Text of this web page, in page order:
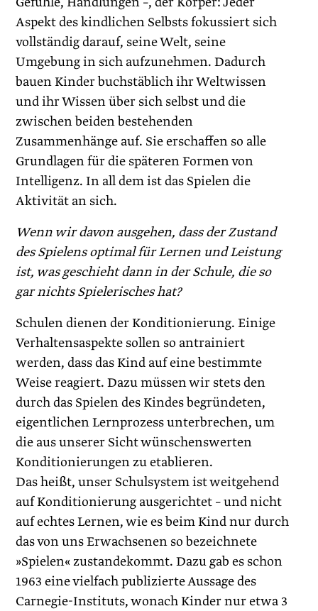
Aspekt des kindlichen Selbsts fokussiert sich
vollständig darauf, seine Welt, seine
Umgebung in sich aufzunehmen. Dadurch
bauen Kinder buchstäblich ihr Weltwissen
und ihr Wissen über sich selbst und die
zwischen beiden bestehenden
Zusammenhänge auf. Sie erschaffen so alle
Grundlagen für die späteren Formen von
Intelligenz. In all dem ist das Spielen die
Aktivität an sich.
Wenn wir davon ausgehen, dass der Zustand
des Spielens optimal für Lernen und Leistung
ist, was geschieht dann in der Schule, die so
gar nichts Spielerisches hat?
Schulen dienen der Konditionierung. Einige
Verhaltensaspekte sollen so antrainiert
werden, dass das Kind auf eine bestimmte
Weise reagiert. Dazu müssen wir stets den
durch das Spielen des Kindes begründeten,
eigentlichen Lernprozess unterbrechen, um
die aus unserer Sicht wünschenswerten
Konditionierungen zu etablieren.
Das heißt, unser Schulsystem ist weitgehend
auf Konditionierung ausgerichtet – und nicht
auf echtes Lernen, wie es beim Kind nur durch
das von uns Erwachsenen so bezeichnete
»Spielen« zustandekommt. Dazu gab es schon
1963 eine vielfach publizierte Aussage des
Carnegie-Instituts, wonach Kinder nur etwa 3